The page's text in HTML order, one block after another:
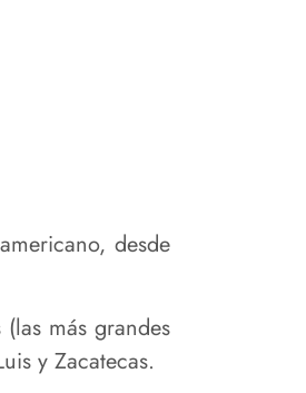
desde
más grandes
y Zacatecas.